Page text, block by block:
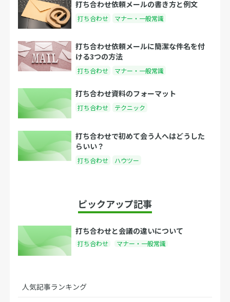
打ち合わせ依頼メールの書き方と例文
打ち合わせ マナー・一般常識
打ち合わせ依頼メールに簡潔な件名を付
ける3つの方法
打ち合わせ マナー・一般常識
打ち合わせ資料のフォーマット
打ち合わせ テクニック
打ち合わせで初めて会う人へはどうした
らいい？
打ち合わせ ハウツー
ピックアップ記事
打ち合わせと会議の違いについて
打ち合わせ マナー・一般常識
人気記事ランキング